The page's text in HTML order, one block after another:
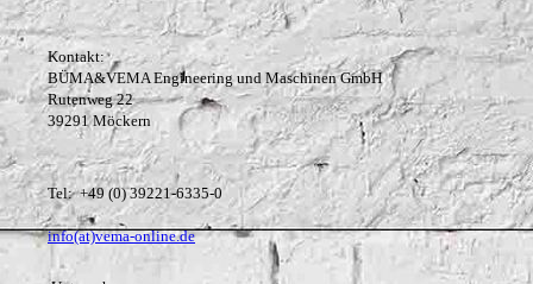
Kontakt:
BÜMA&VEMA Engineering und Maschinen GmbH
Rutenweg 22
39291 Möckern
Tel: +49 (0) 39221-6335-0
info(at)vema-online.de